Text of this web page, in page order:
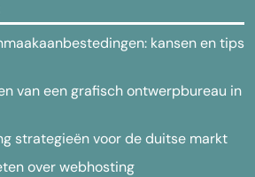
kansen en tips
van een grafisch ontwerpbureau in
strategieën voor de duitse markt
over webhosting